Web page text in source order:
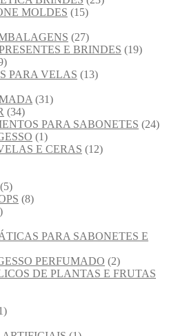
MOLDES (15)
(27)
E BRINDES (19)
PARA VELAS (13)
(31)
(34)
PARA SABONETES (24)
(1)
E CERAS (12)
(5)
(8)
PARA SABONETES E
PERFUMADO (2)
DE PLANTAS E FRUTAS